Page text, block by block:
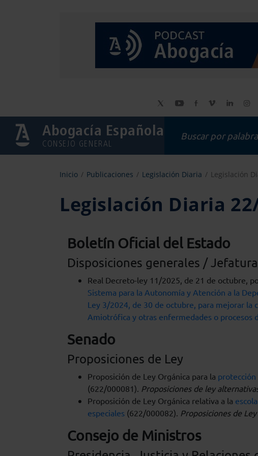
Abogacía Española
CONSEJO GENERAL
Inicio Publicaciones Legislación Diaria Legislación
Legislación Diaria
Boletín Oficial del Estado
Disposiciones generales /
Real Decreto-ley 11/2025, de 21 de octubre,
Sistema para la Autonomía y Atención a la
Ley 3/2024, de 30 de octubre, para mejorar la
Amiotrófica y otras enfermedades o procesos
Senado
Proposiciones de Ley
Proposición de Ley Orgánica para la
(622/000081). Proposiciones de ley
Proposición de Ley Orgánica relativa a la
especiales (622/000082). Proposiciones de
Consejo de Ministros